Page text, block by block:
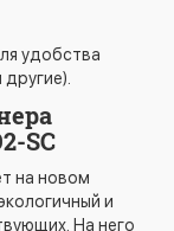
удобства
SC
на новом
и
На него